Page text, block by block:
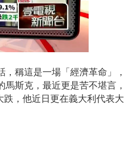
稱這是一場「經濟革命」，
斯克，最近更是苦不堪言，
，他近日更在義大利代表大